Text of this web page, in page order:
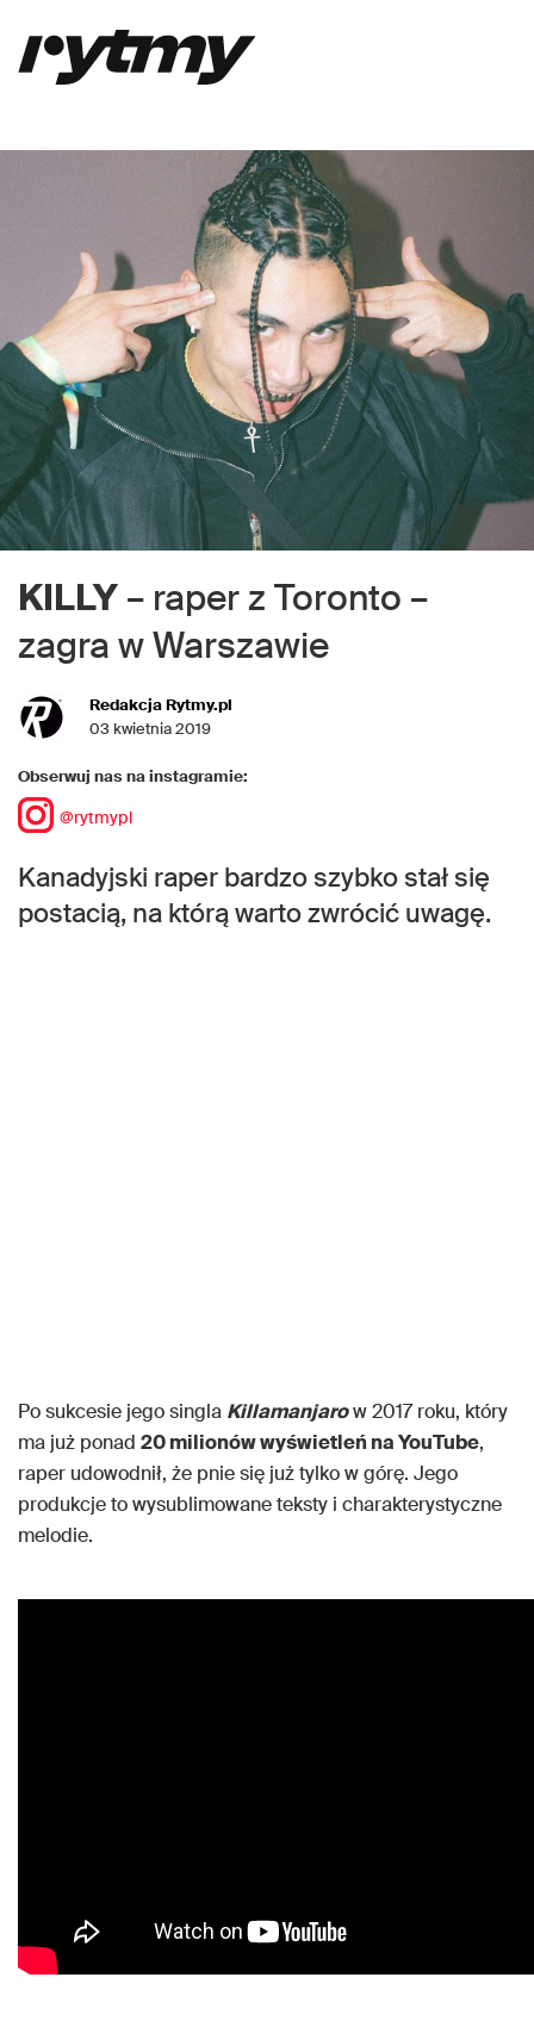
KILLY – raper z Toronto –
zagra w Warszawie
Redakcja Rytmy.pl
03 kwietnia 2019
Obserwuj nas na instagramie:
@rytmypl
Kanadyjski raper bardzo szybko stał się
postacią, na którą warto zwrócić uwagę.
Po sukcesie jego singla Killamanjarow 2017 roku, który
ma już ponad 20 milionów wyświetleń na YouTube,
raper udowodnił, że pnie się już tylko w górę. Jego
produkcje to wysublimowane teksty i charakterystyczne
melodie.